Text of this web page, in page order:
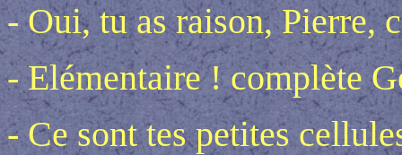
- Oui, tu as raison, Pierre,
- Elémentaire ! complète
- Ce sont tes petites